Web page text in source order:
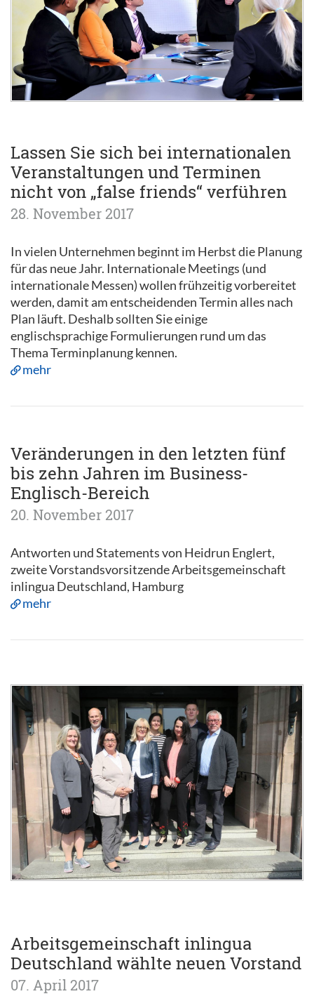
Lassen Sie sich bei internationalen
Veranstaltungen und Terminen
nicht von „false friends“ verführen
28. November 2017
In vielen Unternehmen beginnt im Herbst die Planung
für das neue Jahr. Internationale Meetings (und
internationale Messen) wollen frühzeitig vorbereitet
werden, damit am entscheidenden Termin alles nach
Plan läuft. Deshalb sollten Sie einige
englischsprachige Formulierungen rund um das
Thema Terminplanung kennen.
mehr
Veränderungen in den letzten fünf
bis zehn Jahren im Business-
Englisch-Bereich
20. November 2017
Antworten und Statements von Heidrun Englert,
zweite Vorstandsvorsitzende Arbeitsgemeinschaft
inlingua Deutschland, Hamburg
mehr
Arbeitsgemeinschaft inlingua
Deutschland wählte neuen Vorstand
07. April 2017